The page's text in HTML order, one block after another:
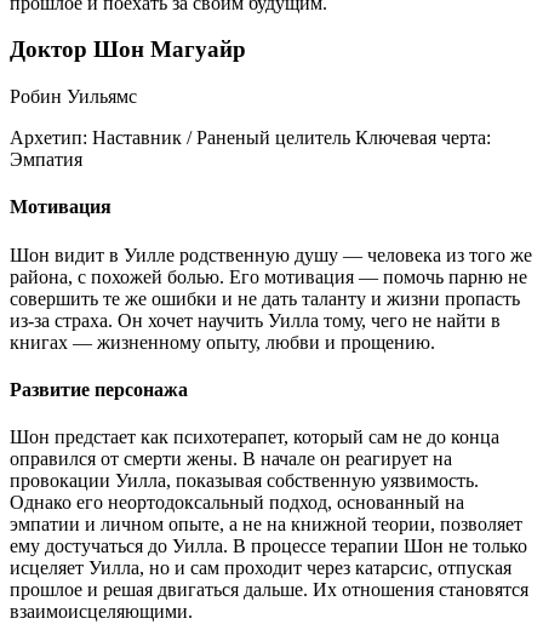
Доктор Шон Магуайр
Робин Уильямс
Архетип: Наставник / Раненый целитель Ключевая черта:
Эмпатия
Мотивация
Шон видит в Уилле родственную душу — человека из того же
района, с похожей болью. Его мотивация — помочь парню не
совершить те же ошибки и не дать таланту и жизни пропасть
из-за страха. Он хочет научить Уилла тому, чего не найти в
книгах — жизненному опыту, любви и прощению.
Развитие персонажа
Шон предстает как психотерапет, который сам не до конца
оправился от смерти жены. В начале он реагирует на
провокации Уилла, показывая собственную уязвимость.
Однако его неортодоксальный подход, основанный на
эмпатии и личном опыте, а не на книжной теории, позволяет
ему достучаться до Уилла. В процессе терапии Шон не только
исцеляет Уилла, но и сам проходит через катарсис, отпуская
прошлое и решая двигаться дальше. Их отношения становятся
взаимоисцеляющими.